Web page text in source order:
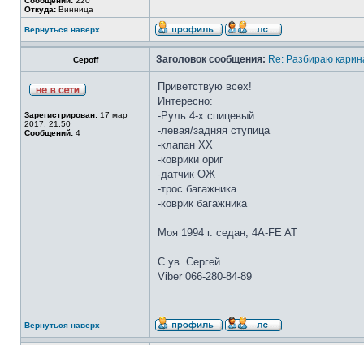
Откуда: Винница
Вернуться наверх
Cepoff Заголовок сообщения: Re: Разбираю
Зарегистрирован: 17 мар
2017, 21:50
Сообщений: 4
Приветствую всех!
Интересно:
-Руль 4-х спицевый
-левая/задняя ступица
-клапан ХХ
-коврики ориг
-датчик ОЖ
-трос багажника
-коврик багажника
Моя 1994 г. седан, 4A-FE AT
С ув. Сергей
Viber 066-280-84-89
Вернуться наверх